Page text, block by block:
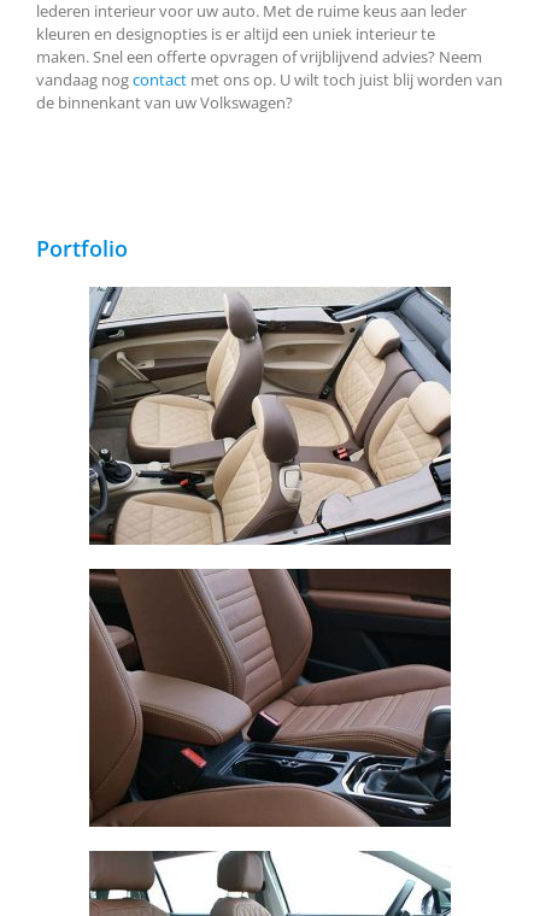
lederen interieur voor uw auto. Met de ruime keus aan leder
kleuren en designopties is er altijd een uniek interieur te
maken. Snel een offerte opvragen of vrijblijvend advies? Neem
vandaag nogcontact met ons op. U wilt toch juist blij worden van
de binnenkant van uw Volkswagen?
Portfolio
Volkswagen Beetle Cabrio, Buffalino Leder
Chocoladebruin en Beige
Volkswagen Touran, Alba eco-leather Kaneelbruin